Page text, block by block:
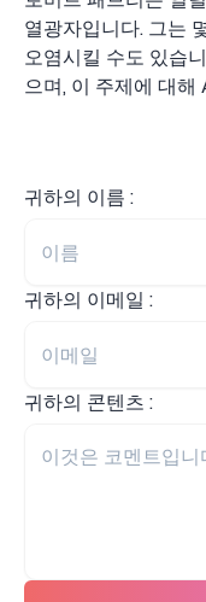
열광자입니다. 그는
오염시킬 수도 있습
으며, 이 주제에 대
귀하의 이름 :
귀하의 이메일 :
귀하의 콘텐츠 :